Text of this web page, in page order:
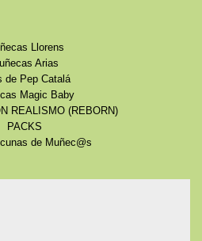
Llorens
Arias
de Pep Catalá
Magic Baby
REALISMO (REBORN)
PACKS
de Muñec@s